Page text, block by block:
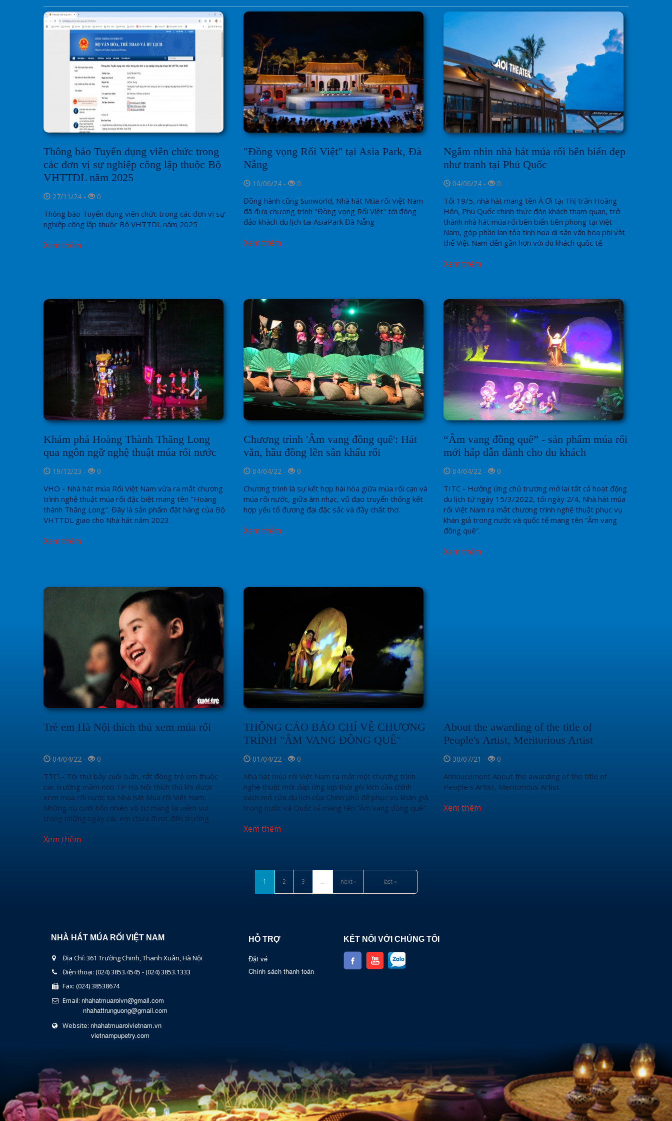
Thông báo Tuyển dụng viên chức trong
các đơn vị sự nghiệp công lập thuộc Bộ
VHTTDL năm 2025
27/11/24 - 0
Thông báo Tuyển dụng viên chức trong các đơn vị sự
nghiệp công lập thuộc Bộ VHTTDL năm 2025
Xem thêm
"Đồng vọng Rối Việt" tại Asia Park, Đà
Nẵng
10/06/24 - 0
Đồng hành cũng Sunworld, Nhà hát Múa rối Việt Nam
đã đưa chương trình "Đồng vọng Rối Việt" tới đông
đảo khách du lịch tai AsiaPark Đà Nẵng
Xem thêm
Ngắm nhìn nhà hát múa rối bên biển đẹp
như tranh tại Phú Quốc
04/06/24 - 0
Tối 19/5, nhà hát mang tên À Ơi tại Thị trấn Hoàng
Hôn, Phú Quốc chính thức đón khách tham quan, trở
thành nhà hát múa rối bên biển tiên phong tại Việt
Nam, góp phần lan tỏa tinh hoa di sản văn hóa phi vật
thể Việt Nam đến gần hơn với du khách quốc tế.
Xem thêm
Khám phá Hoàng Thành Thăng Long
qua ngôn ngữ nghệ thuật múa rối nước
19/12/23 - 0
VHO - Nhà hát múa Rối Việt Nam vừa ra mắt chương
trình nghệ thuật múa rối đặc biệt mang tên "Hoàng
thành Thăng Long". Đây là sản phẩm đặt hàng của Bộ
VHTTDL giao cho Nhà hát năm 2023.
Xem thêm
Chương trình 'Âm vang đồng quê': Hát
văn, hầu đồng lên sân khấu rối
04/04/22 - 0
Chương trình là sự kết hợp hài hòa giữa múa rối cạn và
múa rối nước, giữa âm nhạc, vũ đạo truyển thống kết
hợp yếu tố đương đại đặc sắc và đầy chất thơ.
Xem thêm
“Âm vang đồng quê” - sản phẩm múa rối
mới hấp dẫn dành cho du khách
04/04/22 - 0
TITC - Hưởng ứng chủ trương mở lại tất cả hoạt động
du lịch từ ngày 15/3/2022, tối ngày 2/4, Nhà hát múa
rối Việt Nam ra mắt chương trình nghệ thuật phục vụ
khán giả trong nước và quốc tế mang tên “Âm vang
đồng quê”.
Xem thêm
Trẻ em Hà Nội thích thú xem múa rối
04/04/22 - 0
TTO - Tối thứ bảy cuối tuần, rất đông trẻ em thuộc
các trường mầm non TP Hà Nội thích thú khi được
xem múa rối nước tại Nhà hát Múa rối Việt Nam.
Những nụ cười hồn nhiên vô tư mang lại niềm vui
trong những ngày các em chưa được đến trường.
Xem thêm
THÔNG CÁO BÁO CHÍ VỀ CHƯƠNG
TRÌNH "ÂM VANG ĐỒNG QUÊ"
01/04/22 - 0
Nhà hát múa rối Việt Nam ra mắt một chương trình
nghệ thuật mới đáp ứng kịp thời gói kích cầu chính
sách mở cửa du lịch của Chính phủ để phục vụ khán giả
trong nước và Quốc tế mang tên “Âm vang đồng quê”
Xem thêm
About the awarding of the title of
People's Artist, Meritorious Artist
30/07/21 - 0
Annoucement About the awarding of the title of
People's Artist, Meritorious Artist
Xem thêm
1 2 3 … next › last »
NHÀ HÁT MÚA RỐI VIỆT NAM
Địa Chỉ: 361 Trường Chinh, Thanh Xuân, Hà Nội
Điện thoại: (024) 3853.4545 - (024) 3853.1333
Fax: (024) 38538674
Email: nhahatmuaroivn@gmail.com
nhahattrunguong@gmail.com
Website: nhahatmuaroivietnam.vn
vietnampupetry.com
HỖ TRỢ
Đặt vé
Chính sách thanh toán
KẾT NỐI VỚI CHÚNG TÔI